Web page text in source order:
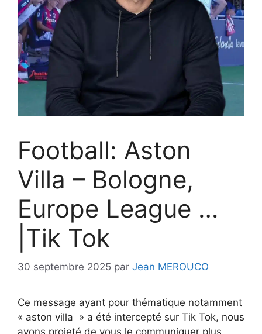
Football: Aston
Villa – Bologne,
Europe League …
|Tik Tok
30 septembre 2025 par Jean MEROUCO
Ce message ayant pour thématique notamment
« aston villa » a été intercepté sur Tik Tok, nous
avons projeté de vous le communiquer plus